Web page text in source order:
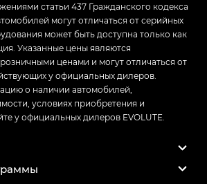
статьи 437 Гражданского кодекса
могут отличаться от серийных
может быть доступна только как
Указанные цены являются
ценами и могут отличаться от
у официальных дилеров.
о наличии автомобилей,
условиях приобретения и
у официальных дилеров EVOLUTE.